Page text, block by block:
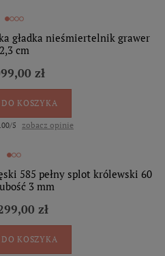
gładka nieśmiertelnik grawer
2,3 cm
zł
DO KOSZYKA
5 zobacz opinie
585 pełny splot królewski 60
3 mm
zł
DO KOSZYKA